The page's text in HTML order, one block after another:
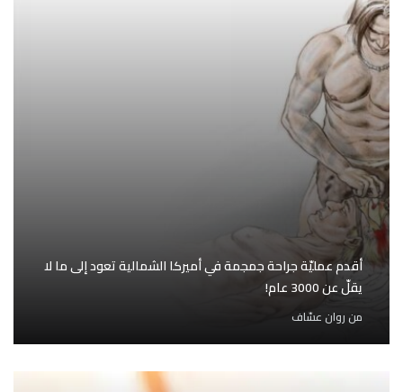
أقدم عمليّة جراحة جمجمة في أميركا الشمالية تعود إلى ما لا
يقلّ عن 3000 عام!
من روان عسّاف